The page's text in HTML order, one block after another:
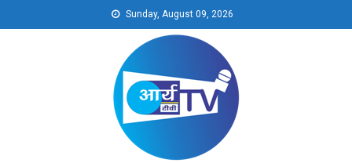
to
Sunday, August 09, 2026